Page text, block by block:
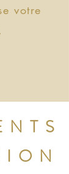
votre